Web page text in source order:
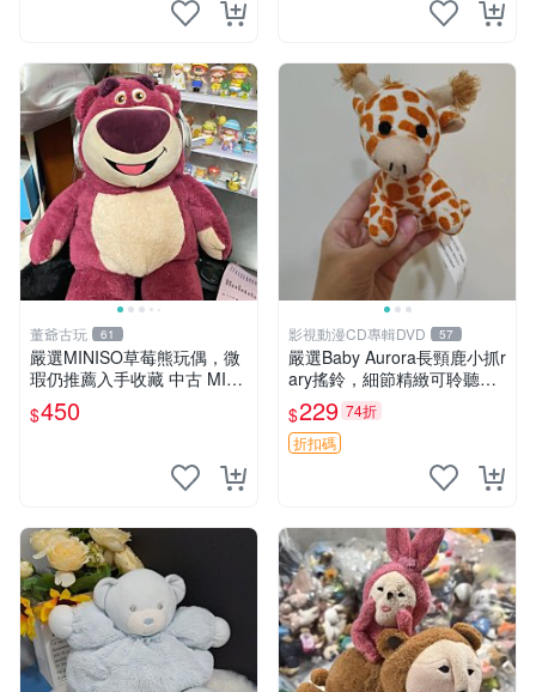
董爺古玩 61
嚴選MINISO草莓熊玩偶，微
瑕仍推薦入手收藏 中古 MINI
SO 草莓熊 玩具 收藏
$450
影視動漫CD專輯DVD 57
嚴選Baby Aurora長頸鹿小抓r
ary搖鈴，細節精緻可聆聽清
脆鈴音 軟萌可愛 定制紀念 金
屬搖鈴 新手媽咪推薦 長頸鹿
抓rary 搖鈴
$229 74折
折扣碼